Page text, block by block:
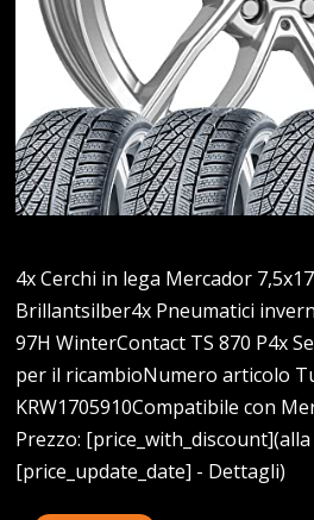
4x Cerchi in lega Mercador
Brillantsilber4x Pneumatici
97H WinterContact TS 870 P4x
per il ricambioNumero articolo
KRW1705910Compatibile con
Prezzo:
[price_update_date] - Dettagli)